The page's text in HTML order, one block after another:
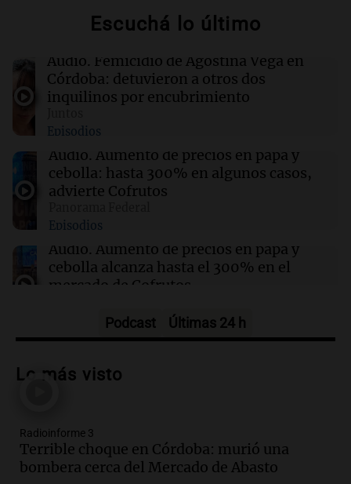
El núcleo fundido de la Tierra cambió de
09:27 Deportes
Rosario Central busca otro golpe ante Aldosivi
09:26 Mundo
Perú y México restablecen relaciones
diplomáticas tras asilo de exministra peruana
Escuchá lo último
Audio. Femicidio de Agostina Vega en
Córdoba: detuvieron a otros dos
inquilinos por encubrimiento
Episodios
Audio. Aumento de precios en papa y
cebolla: hasta 300% en algunos casos,
advierte Cofrutos
Episodios
Audio. Aumento de precios en papa y
cebolla alcanza hasta el 300% en el
mercado de Cofrutos
Audio.Corte de luz en Córdoba: servicio
de 100 km/h
Audio.Córdoba enfrenta los estragos del
fuerte viento: árboles y paredes caídas
en varios puntos
Podcast Últimas 24 h
Lo más visto
Radioinforme 3
Terrible choque en Córdoba: murió una
bombera cerca del Mercado de Abasto